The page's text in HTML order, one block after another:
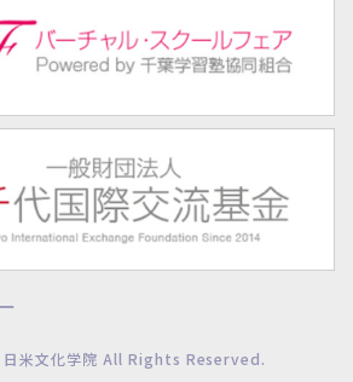
米文化学院 All Rights Reserved.